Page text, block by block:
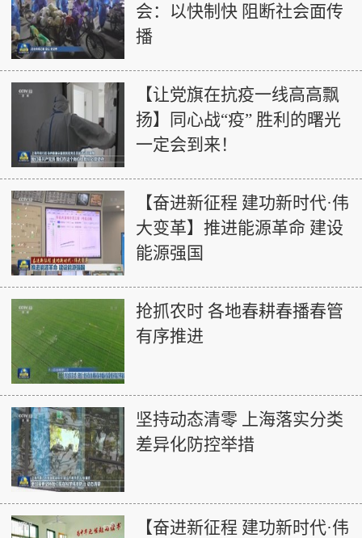
会：以快制快 阻断社会面传
播
【让党旗在抗疫一线高高飘
扬】同心战“疫” 胜利的曙光
一定会到来！
【奋进新征程 建功新时代·伟
大变革】推进能源革命 建设
能源强国
抢抓农时 各地春耕春播春管
有序推进
坚持动态清零 上海落实分类
差异化防控举措
【奋进新征程 建功新时代·伟